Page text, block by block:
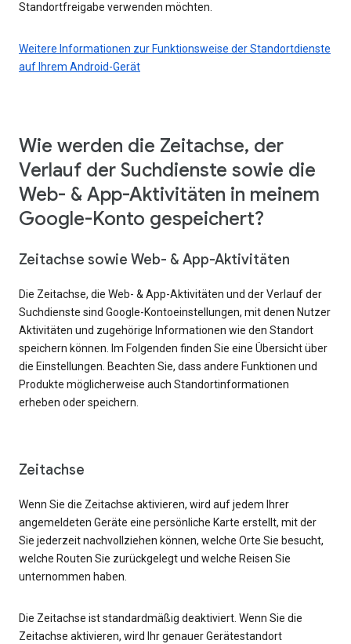
Standortfreigabe verwenden möchten.
Weitere Informationen zur Funktionsweise der Standortdienste
auf Ihrem Android-Gerät
Wie werden die Zeitachse, der
Verlauf der Suchdienste sowie die
Web- & App-Aktivitäten in meinem
Google-Konto gespeichert?
Zeitachse sowie Web- & App-Aktivitäten
Die Zeitachse, die Web- & App-Aktivitäten und der Verlauf der
Suchdienste sind Google-Kontoeinstellungen, mit denen Nutzer
Aktivitäten und zugehörige Informationen wie den Standort
speichern können. Im Folgenden finden Sie eine Übersicht über
die Einstellungen. Beachten Sie, dass andere Funktionen und
Produkte möglicherweise auch Standortinformationen
erheben oder speichern.
Zeitachse
Wenn Sie die Zeitachse aktivieren, wird auf jedem Ihrer
angemeldeten Geräte eine persönliche Karte erstellt, mit der
Sie jederzeit nachvollziehen können, welche Orte Sie besucht,
welche Routen Sie zurückgelegt und welche Reisen Sie
unternommen haben.
Die Zeitachse ist standardmäßig deaktiviert. Wenn Sie die
Zeitachse aktivieren, wird Ihr genauer Gerätestandort